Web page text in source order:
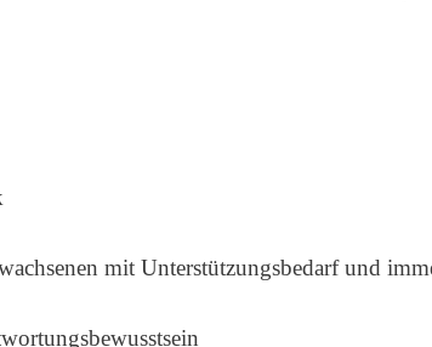
mit Unterstützungsbedarf und